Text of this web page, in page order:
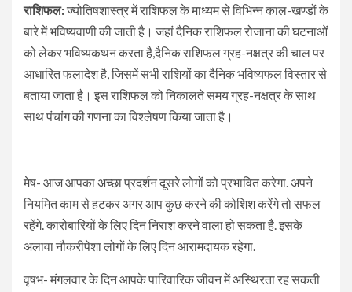
राशिफल:ज्योतिषशास्त्र में राशिफल के माध्यम से विभिन्न काल-खण्डों के
बारे में भविष्यवाणी की जाती है। जहां दैनिक राशिफल रोजाना की घटनाओं
को लेकर भविष्यकथन करता है,दैनिक राशिफल ग्रह-नक्षत्र की चाल पर
आधारित फलादेश है, जिसमें सभी राशियों का दैनिक भविष्यफल विस्तार से
बताया जाता है। इस राशिफल को निकालते समय ग्रह-नक्षत्र के साथ
साथ पंचांग की गणना का विश्लेषण किया जाता है।
मेष- आज आपका अच्छा प्रदर्शन दूसरे लोगों को प्रभावित करेगा. अपने
नियमित काम से हटकर अगर आप कुछ करने की कोशिश करेंगे तो सफल
रहेंगे. कारोबारियों के लिए दिन निराश करने वाला हो सकता है. इसके
अलावा नौकरीपेशा लोगों के लिए दिन आरामदायक रहेगा.
वृषभ- मंगलवार के दिन आपके पारिवारिक जीवन में अस्थिरता रह सकती